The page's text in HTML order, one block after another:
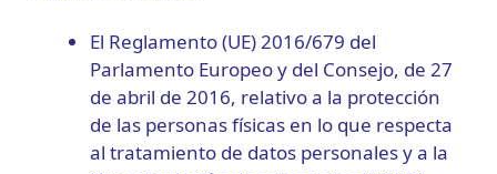
El Reglamento (UE) 2016/679 del
Parlamento Europeo y del Consejo, de 27
de abril de 2016, relativo a la protección
de las personas físicas en lo que respecta
al tratamiento de datos personales y a la